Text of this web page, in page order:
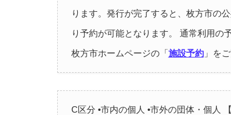
ります。発行が完了すると、枚方市の
り予約が可能となります。 通常利用の
枚方市ホームページの「施設予約」をご
C区分 •市内の個人 •市外の団体・個人